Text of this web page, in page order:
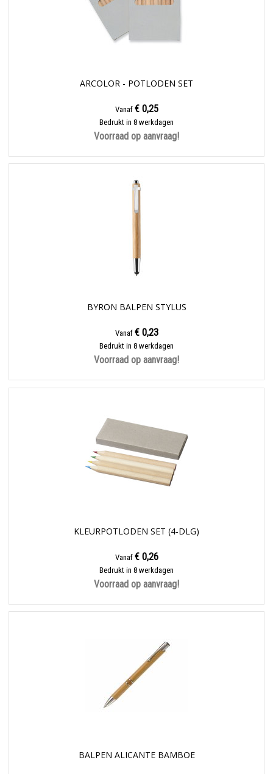
ARCOLOR - POTLODEN SET
Vanaf € 0,25
Bedrukt in 8 werkdagen
Voorraad op aanvraag!
BYRON BALPEN STYLUS
Vanaf € 0,23
Bedrukt in 8 werkdagen
Voorraad op aanvraag!
KLEURPOTLODEN SET (4-DLG)
Vanaf € 0,26
Bedrukt in 8 werkdagen
Voorraad op aanvraag!
BALPEN ALICANTE BAMBOE